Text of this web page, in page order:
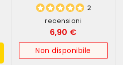
2
recensioni
6,90 €
Non disponibile